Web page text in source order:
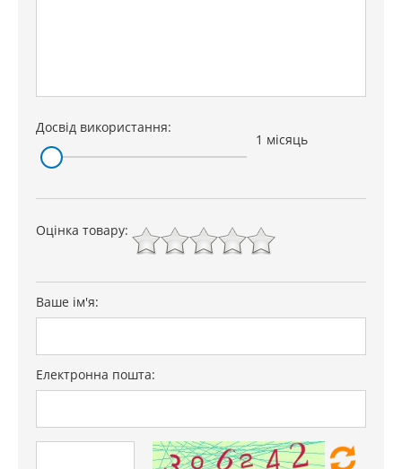
Досвід використання:
1 місяць
Оцінка товару:
Ваше ім'я:
Електронна пошта: